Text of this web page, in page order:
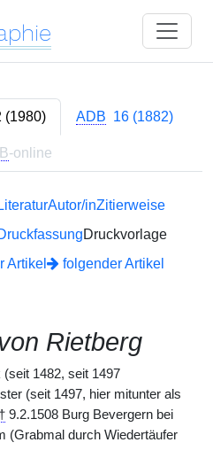
(1980) ADB 16 (1882)
-online
LiteraturAutor/inZitierweise
Druckvorlage
Artikel folgender Artikel
Rietberg
1482, seit 1497
(seit 1497, hier mitunter als
† 9.2.1508 Burg Bevergern bei
(Grabmal durch Wiedertäufer